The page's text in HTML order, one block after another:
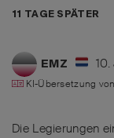
11 TAGE SPÄTER
EMZ
KI-Übersetzung von
Die Legierungen